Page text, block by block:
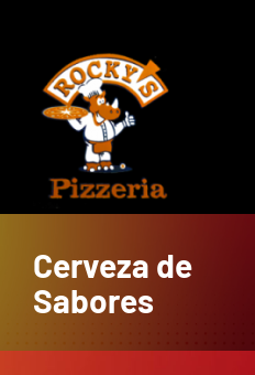
content
Cerveza de
Sabores